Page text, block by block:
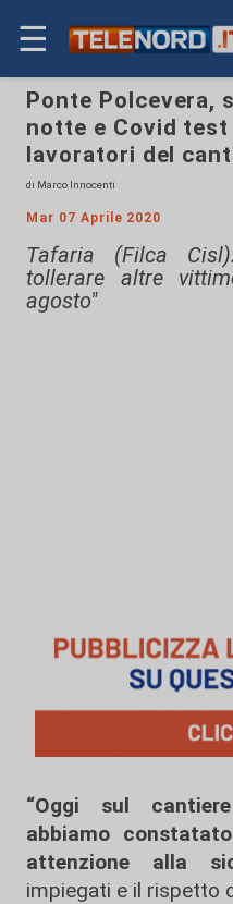
☰
Ponte Polcevera,
notte e Covid
lavoratori del
di Marco Innocenti
Mar 07 Aprile 2020
Tafaria (Filca
tollerare altre
agosto"
“Oggi sul
abbiamo
attenzione alla
impiegati e il rispetto